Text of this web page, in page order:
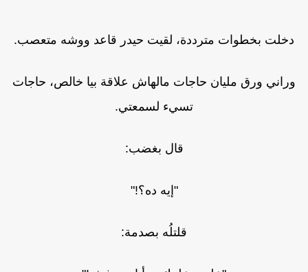
دخلت بخطوات مترددة، لقيت حيدر قاعد ووشه متعصب.
وراني ورق مليان حاجات مالهاش علاقة بيا خالص، حاجات
تسيء لسمعتي.
قال بغضب:
"إيه ده؟!"
قلتلُه بصدمة: